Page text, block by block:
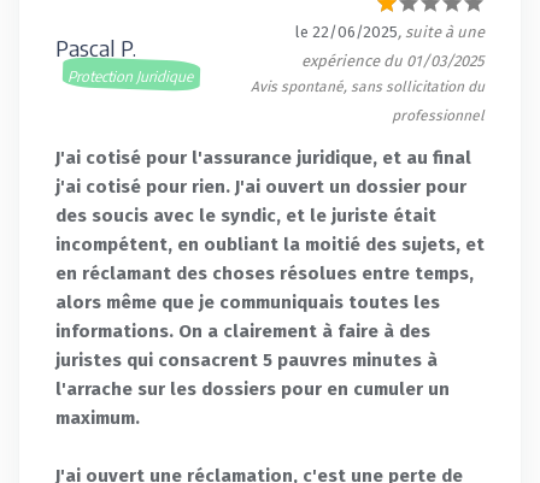
Pascal P.
Protection Juridique
le 22/06/2025, suite à une
expérience du 01/03/2025
Avis spontané, sans sollicitation du
professionnel
J'ai cotisé pour l'assurance juridique, et au final
j'ai cotisé pour rien. J'ai ouvert un dossier pour
des soucis avec le syndic, et le juriste était
incompétent, en oubliant la moitié des sujets, et
en réclamant des choses résolues entre temps,
alors même que je communiquais toutes les
informations. On a clairement à faire à des
juristes qui consacrent 5 pauvres minutes à
l'arrache sur les dossiers pour en cumuler un
maximum.
J'ai ouvert une réclamation, c'est une perte de